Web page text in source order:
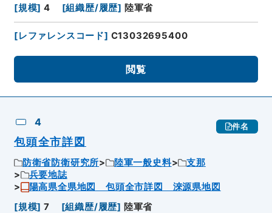
[規模] 4 [組織歴/履歴] 陸軍省
[レファレンスコード] C13032695400
閲覧
4 件名
包頭全市詳図
防衛省防衛研究所 陸軍一般史料
支那
兵要地誌
陽高県全県地図 包頭全市詳図 淶源県地図
[規模] 7 [組織歴/履歴] 陸軍省